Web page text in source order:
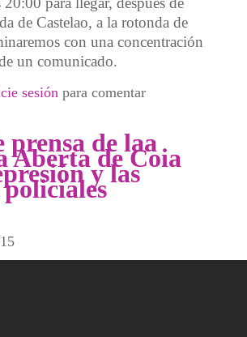
de Castelao, a la rotonda de
con una concentración
un comunicado.
Viernes 16 - MANIFESTACIÓN:
policial!
sesión para comentar
prensa de laa
Aberta de Coia
y las